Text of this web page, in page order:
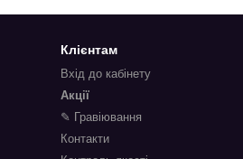
Клієнтам
Вхід до кабінету
Акції
✎ Гравіювання
Контакти